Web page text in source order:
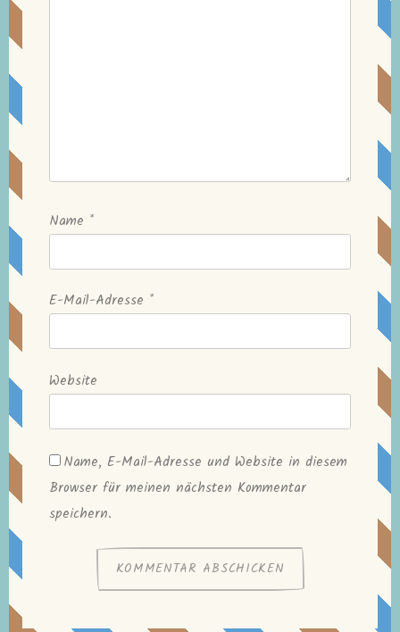
Name *
E-Mail-Adresse *
Website
Name, E-Mail-Adresse und Website in diesem
Browser für meinen nächsten Kommentar
speichern.